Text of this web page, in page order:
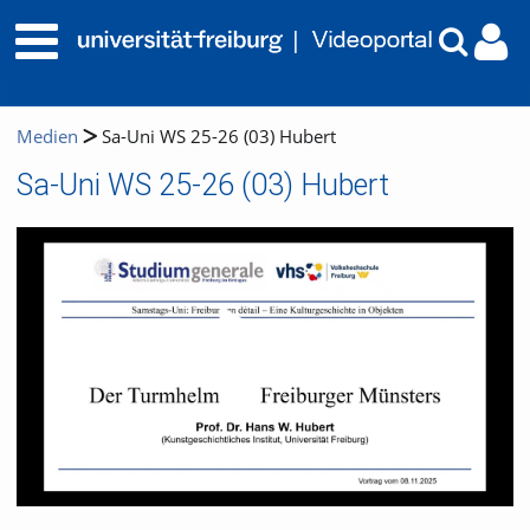
Medien Sa-Uni WS 25-26 (03) Hubert
Sa-Uni WS 25-26 (03) Hubert